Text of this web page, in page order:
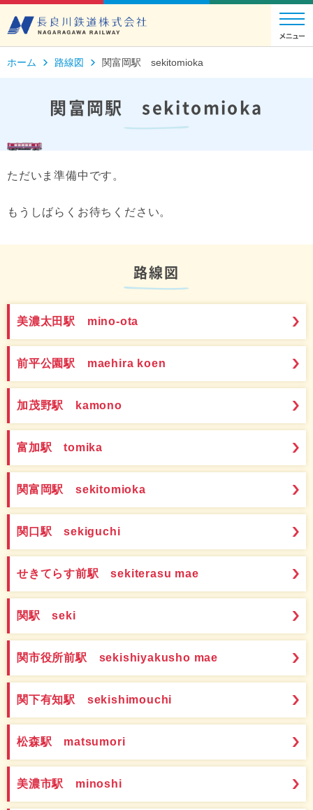
ホーム 路線図 関富岡駅 sekitomioka
関富岡駅 sekitomioka
ただいま準備中です。
もうしばらくお待ちください。
路線図
美濃太田駅 mino-ota
前平公園駅 maehira koen
加茂野駅 kamono
富加駅 tomika
関富岡駅 sekitomioka
関口駅 sekiguchi
せきてらす前駅 sekiterasu mae
関駅 seki
関市役所前駅 sekishiyakusho mae
関下有知駅 sekishimouchi
松森駅 matsumori
美濃市駅 minoshi